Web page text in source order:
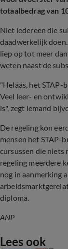
totaalbedrag van
Niet iedereen die
daadwerkelijk
liep op tot meer
weten naast de
"Helaas, het STAP-
Veel leer- en
is", zegt iemand
De regeling kon
mensen het STAP-
cursussen die niets
regeling meerdere
nog in aanmerking
diploma.
ANP
Lees ook